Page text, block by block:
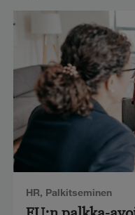
HR, Palkitseminen